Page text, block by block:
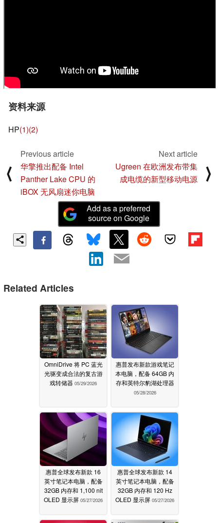
资料来源
HP(1)(2)
⟨
Previous article
华擎推出配备 Intel
Panther Lake CPU 的
iBOX 无风扇迷你电脑
Next article
Ugreen 在欧洲发布带集
成电缆的新型移动电源
⟩
Add as a preferred
source on Google
Related Articles
OmniDrive 将 PC 蓝光
光驱变成合法的复古游
戏转储器 05/29/2026
惠普发布新款游戏笔记
本电脑，配备 64GB 内
存和英特尔豹湖处理器
05/28/2026
惠普全球发布新款 16
英寸笔记本电脑，配备
32GB 内存和 1,100 nit
OLED 显示屏 05/27/2026
惠普全球发布新款 14
英寸笔记本电脑，配备
32GB 内存和 120 Hz
OLED 显示屏 05/27/2026